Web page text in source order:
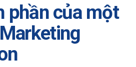
phần của một